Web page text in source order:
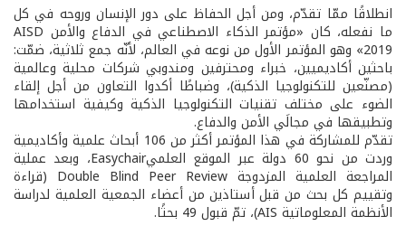
انطلاقًا ممّا تقدّم، ومن أجل الحفاظ على دور الإنسان وروحه في كل
ما نفعله، كان «مؤتمر الذكاء الاصطناعي في الدفاع والأمن AISD
2019» وهو المؤتمر الأول من نوعه في العالم، لأنّه جمع ثلاثية، ضمّت:
باحثين أكاديميين، خبراء ومحترفين ومندوبي شركات محلية وعالمية
(مصنّعين للتكنولوجيا الذكية)، وضباطًا أكدوا التعاون من أجل إلقاء
الضوء على مختلف تقنيات التكنولوجيا الذكية وكيفية استخدامها
وتطبيقها في مجالَي الأمن والدفاع.
تقدّم للمشاركة في هذا المؤتمر أكثر من 106 أبحاث علمية وأكاديمية
وردت من نحو 60 دولة عبر الموقع العلميEasychair، وبعد عملية
المراجعة العلمية المزدوجة Double Blind Peer Review (قراءة
وتقييم كل بحث من قبل أستاذين من أعضاء الجمعية العلمية لدراسة
الأنظمة المعلوماتية AIS)، تمّ قبول 49 بحثًا.